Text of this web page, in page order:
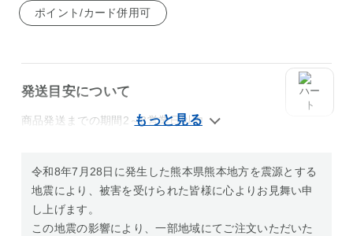
ポイント/カード併用可
発送目安について
商品発送までの期間2～3営業日以内
令和8年7月28日に発生した熊本県熊本地方を震源とする
地震により、被害を受けられた皆様に心よりお見舞い申
し上げます。
この地震の影響により、一部地域にてご注文いただいた